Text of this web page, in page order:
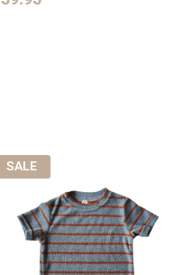
SALE